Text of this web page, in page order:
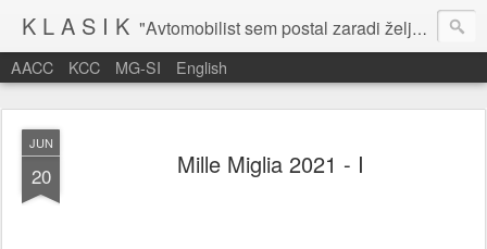
K L A S I K "Avtomobilist sem postal zaradi želje po potovanju in dejavnosti v prostem času." Baron Anton Codelli
AACC KCC MG-SI English
JUN
20 Mille Miglia 2021 - I